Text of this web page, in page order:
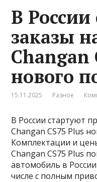
В
заказы
Changan
нового
15.11.2025 Разное
В России стартуют
Changan CS75 Plus
Комплектации и
Changan CS75 Plus
автомобиль в
числе с полным